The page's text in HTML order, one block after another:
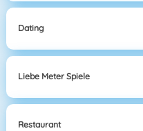
Dating
Liebe Meter Spiele
Restaurant